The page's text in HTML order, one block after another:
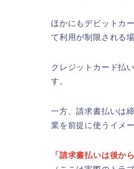
ほかにもデビットカ
て利用が制限される
クレジットカード払
す。
一方、請求書払いは
業を前提に使うイメー
「請求書払いは後か